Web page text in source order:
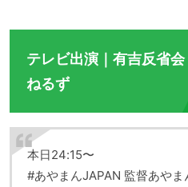
テレビ出演｜有吉反省
ねるず
本日24:15〜
#あやまんJAPAN 監督あや